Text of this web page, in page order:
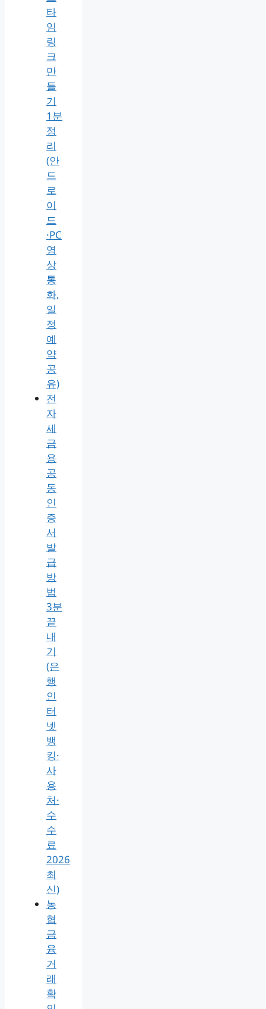
타
임
링
크
만
들
기
1분
정
리
(안
드
로
이
드
·PC
영
상
통
화,
일
정
예
약
공
유)
전
자
세
금
용
공
동
인
증
서
발
급
방
법
3분
끝
내
기
(은
행
인
터
넷
뱅
킹·
사
용
처·
수
수
료
2026
최
신)
농
협
금
융
거
래
확